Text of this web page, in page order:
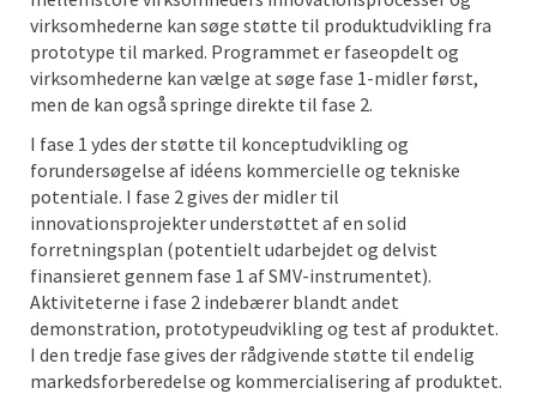
virksomhederne kan søge støtte til produktudvikling fra
prototype til marked. Programmet er faseopdelt og
virksomhederne kan vælge at søge fase 1-midler først,
men de kan også springe direkte til fase 2.
I fase 1 ydes der støtte til konceptudvikling og
forundersøgelse af idéens kommercielle og tekniske
potentiale. I fase 2 gives der midler til
innovationsprojekter understøttet af en solid
forretningsplan (potentielt udarbejdet og delvist
finansieret gennem fase 1 af SMV-instrumentet).
Aktiviteterne i fase 2 indebærer blandt andet
demonstration, prototypeudvikling og test af produktet.
I den tredje fase gives der rådgivende støtte til endelig
markedsforberedelse og kommercialisering af produktet.